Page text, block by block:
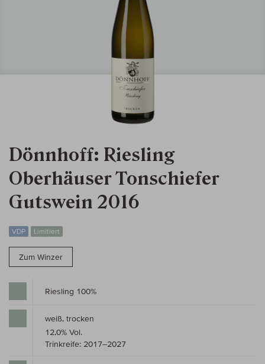
Dönnhoff: Riesling
Oberhäuser Tonschiefer
Gutswein 2016
VDP Limitiert
Zum Winzer
Riesling 100%
weiß, trocken
12,0% Vol.
Trinkreife: 2017–2027